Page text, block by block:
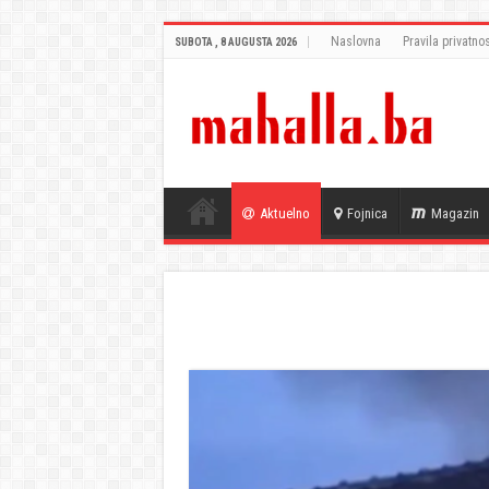
SUBOTA , 8 AUGUSTA 2026 Naslovna Pravila
Aktuelno Fojnica Magazin